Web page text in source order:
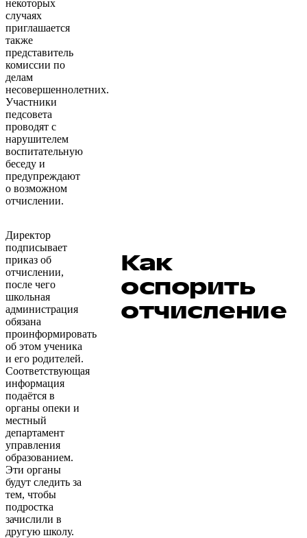
некоторых
случаях
приглашается
также
представитель
комиссии по
делам
несовершеннолетних.
Участники
педсовета
проводят с
нарушителем
воспитательную
беседу и
предупреждают
о возможном
отчислении.
Директор
подписывает
приказ об
отчислении,
после чего
школьная
администрация
обязана
проинформировать
об этом ученика
и его родителей.
Соответствующая
информация
подаётся в
органы опеки и
местный
департамент
управления
образованием.
Эти органы
будут следить за
тем, чтобы
подростка
зачислили в
другую школу.
Как
оспорить
отчисление